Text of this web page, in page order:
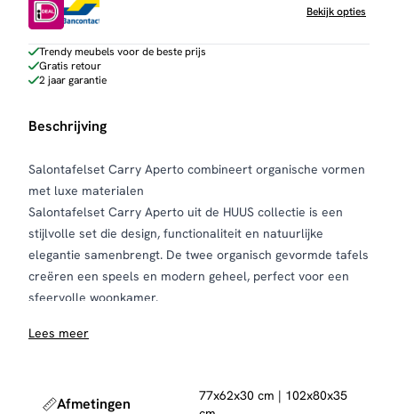
aantal
Bekijk opties
Trendy meubels voor de beste prijs
Gratis retour
2 jaar garantie
Beschrijving
Salontafelset Carry Aperto combineert organische vormen
met luxe materialen
Salontafelset Carry Aperto uit de HUUS collectie is een
stijlvolle set die design, functionaliteit en natuurlijke
elegantie samenbrengt. De twee organisch gevormde tafels
creëren een speels en modern geheel, perfect voor een
sfeervolle woonkamer.
en verkrijgbaar in een verfijnde travertin-look of luxe Taj
materiaal tegelijkertijd uiterst praktisch is. Keramiek is
Lees meer
Afmetingen
77x62x30 cm | 102x80x35